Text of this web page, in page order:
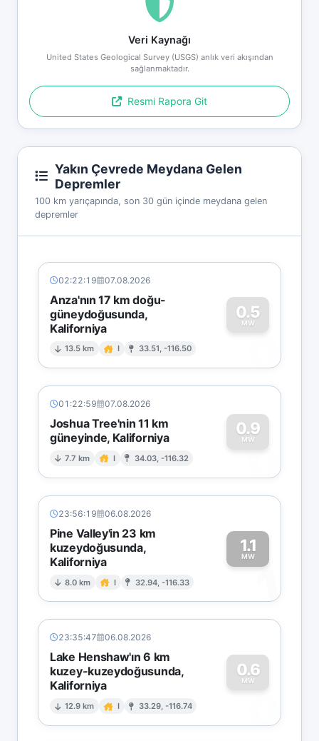
Veri Kaynağı
United States Geological Survey (USGS) anlık veri akışından
sağlanmaktadır.
Resmi Rapora Git
Yakın Çevrede Meydana Gelen
Depremler
100 km yarıçapında, son 30 gün içinde meydana gelen
depremler
02:22:19 07.08.2026
Anza'nın 17 km doğu-
güneydoğusunda,
Kaliforniya
13.5 km I 33.51, -116.50
0.5
MW
0
01:22:59 07.08.2026
Joshua Tree'nin 11 km
güneyinde, Kaliforniya
7.7 km I 34.03, -116.32
0.9
MW
0
23:56:19 06.08.2026
Pine Valley'in 23 km
kuzeydoğusunda,
Kaliforniya
8.0 km I 32.94, -116.33
1.1
MW
1
23:35:47 06.08.2026
Lake Henshaw'ın 6 km
kuzey-kuzeydoğusunda,
Kaliforniya
12.9 km I 33.29, -116.74
0.6
MW
0